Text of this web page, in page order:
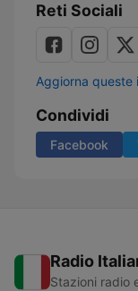
Reti Sociali
Aggiorna queste
Condividi
Facebook
Radio
Stazioni radio